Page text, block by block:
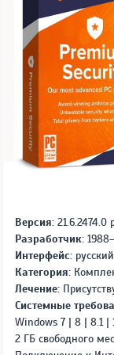
Версия:21.6.2474.0
Разработчик:
Интерфейс:
Категория:
Лечение:
Системные
Windows 7 | 8 | 8.1 |
2 ГБ свободного